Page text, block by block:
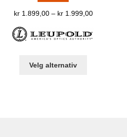
kr1.899,00 – kr1.999,00Prisområde:
til
Velg alternativ